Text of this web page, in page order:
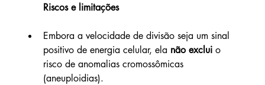
Riscos e limitações
Embora a velocidade de divisão seja um sinal
positivo de energia celular, ela não exclui o
risco de anomalias cromossômicas
(aneuploidias).